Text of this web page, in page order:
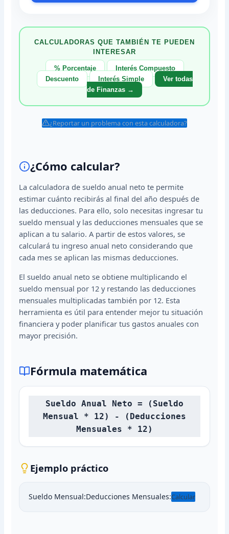
CALCULADORAS QUE TAMBIÉN TE PUEDEN
INTERESAR
% Porcentaje
Interés Compuesto
Descuento
Interés Simple
Ver todas
de Finanzas →
¿Reportar un problema con esta calculadora?
¿Cómo calcular?
La calculadora de sueldo anual neto te permite
estimar cuánto recibirás al final del año después de
las deducciones. Para ello, solo necesitas ingresar tu
sueldo mensual y las deducciones mensuales que se
aplican a tu salario. A partir de estos valores, se
calculará tu ingreso anual neto considerando que
cada mes se aplican las mismas deducciones.
El sueldo anual neto se obtiene multiplicando el
sueldo mensual por 12 y restando las deducciones
mensuales multiplicadas también por 12. Esta
herramienta es útil para entender mejor tu situación
financiera y poder planificar tus gastos anuales con
mayor precisión.
Fórmula matemática
Sueldo Anual Neto = (Sueldo
Mensual * 12) - (Deducciones
Mensuales * 12)
Ejemplo práctico
Sueldo Mensual:Deducciones Mensuales:Calcular